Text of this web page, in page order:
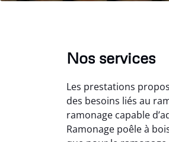
Nos services
Les prestations
des besoins liés au
ramonage capable
Ramonage poêle à